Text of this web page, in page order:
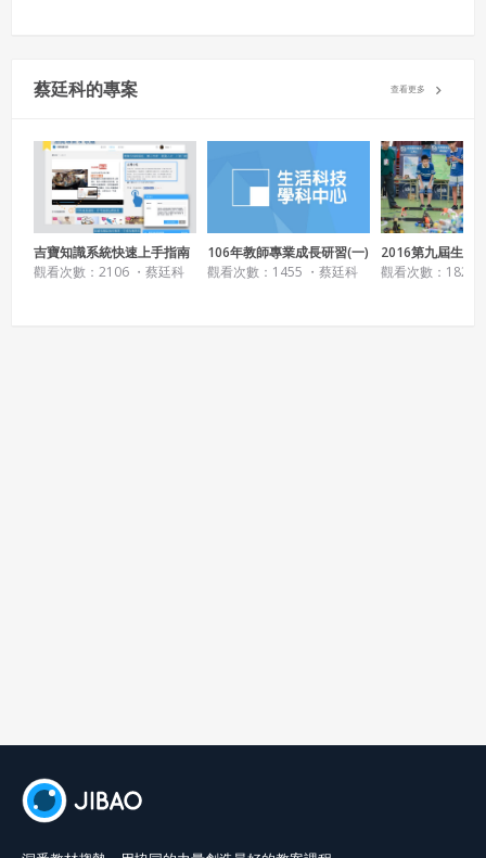
蔡廷科的專案 查看更多
吉寶知識系統快速上手指南
觀看次數：2106 ・ 蔡廷科
106年教師專業成長研習(一)
活動回顧
觀看次數：1455 ・ 蔡廷科
2016第九屆生活
賽
觀看次數：1824
本合約。
償或賠償。
七、合意管轄
雙方合意專以臺灣臺北地方法院為第一審管轄法
院。